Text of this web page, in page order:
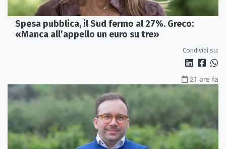
Spesa pubblica, il Sud fermo al 27%. Greco:
«Manca all’appello un euro su tre»
Condividi su:
21 ore fa